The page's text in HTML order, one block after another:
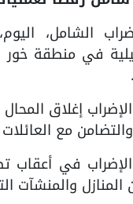
الشامل،
في منطقة خور
إغلاق
مع
في أعقاب
المنازل والمنشآت